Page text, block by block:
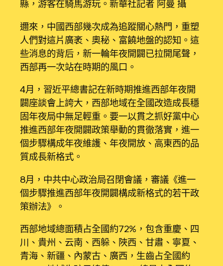
縣，游客在騎馬游玩。新華社記者 阿曼 攝
邇來，中國西部幾次成為追蹤關心熱門，重塑
人們對這片廣袤、奧秘、富饒地盤的認知。這
些消息的背后，新一輪年夜開闢已拉開尾聲，
西部再一次站在時期的風口。
4月，習近平總書記在新時期推進西部年夜開
闢座談會上誇大，西部地域在全國改造成長穩
固年夜局中無足輕重。要一以貫之抓好黨中心
推進西部年夜開闢政策舉動的貫徹落實，進一
個步驟構成年夜維護、年夜開放、高東西的品
質成長新格式。
8月，中共中心政治局召閉會議，審議《進一
個步驟推進西部年夜開闢構成新格式的若干政
策辦法》。
西部地域總面積占全國約72%，包含重慶、四
川、貴州、云南、西躲、陜西、甘肅、寧夏、
青海、新疆、內蒙古、廣西，生齒占全國約